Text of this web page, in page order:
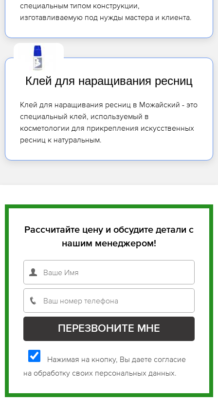
специальным типом конструкции,
изготавливаемую под нужды мастера и клиента.
Клей для наращивания ресниц
Клей для наращивания ресниц в Можайский - это
специальный клей, используемый в
косметологии для прикрепления искусственных
ресниц к натуральным.
Рассчитайте цену и обсудите детали с
нашим менеджером!
Нажимая на кнопку, Вы даете согласие
на обработку своих персональных данных.